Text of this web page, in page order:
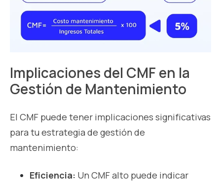
Implicaciones del CMF en la
Gestión de Mantenimiento
El CMF puede tener implicaciones significativas
para tu estrategia de gestión de
mantenimiento:
Eficiencia: Un CMF alto puede indicar